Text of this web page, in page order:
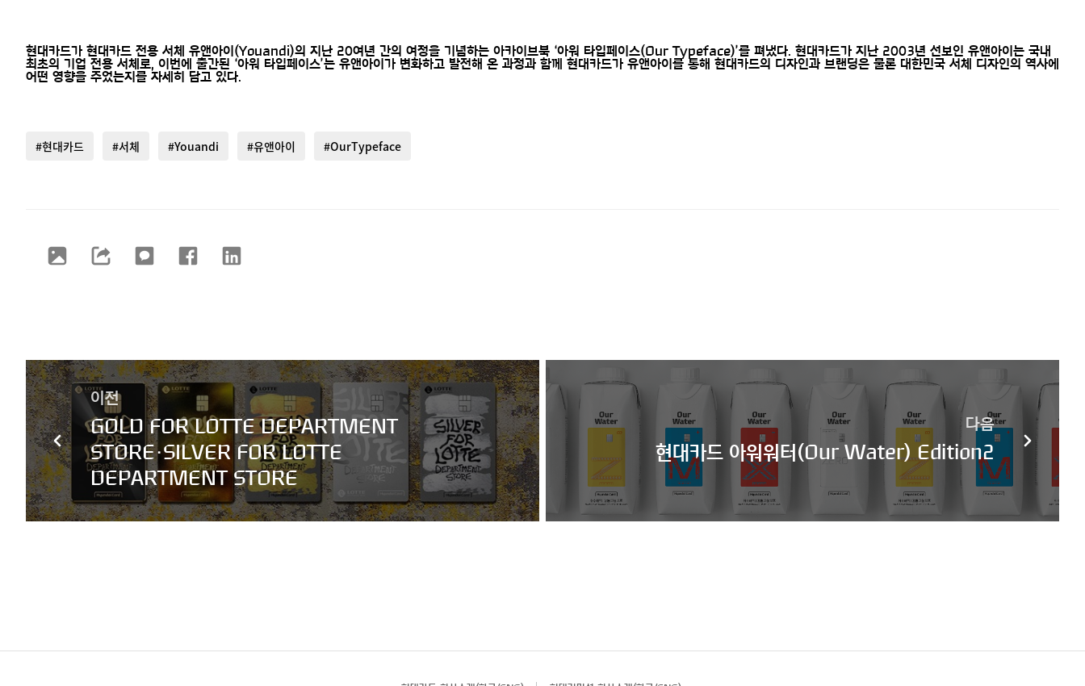
현대카드가 현대카드 전용 서체 유앤아이(Youandi)의 지난 20여년 간의 여정을 기념하는 아카이브북 ‘아워 타입페이스(Our Typeface)’를 펴냈다. 현대카드가 지난 2003년 선보인 유앤아이는 국내
최초의 기업 전용 서체로, 이번에 출간된 ‘아워 타입페이스’는 유앤아이가 변화하고 발전해 온 과정과 함께 현대카드가 유앤아이를 통해 현대카드의 디자인과 브랜딩은 물론 대한민국 서체 디자인의 역사에
어떤 영향을 주었는지를 자세히 담고 있다.
#현대카드 #서체 #Youandi #유앤아이 #OurTypeface
이전
GOLD FOR LOTTE DEPARTMENT
STORE·SILVER FOR LOTTE
DEPARTMENT STORE
다음
현대카드 아워워터(Our Water) Edition2